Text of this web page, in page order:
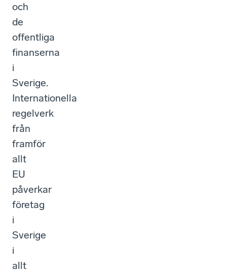
och
de
offentliga
finanserna
i
Sverige.
Internationella
regelverk
från
framför
allt
EU
påverkar
företag
i
Sverige
i
allt